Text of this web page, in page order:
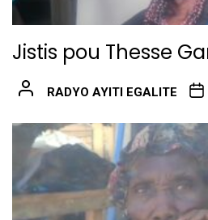
Jistis pou Thesse
RADYO AYITI EGALITE